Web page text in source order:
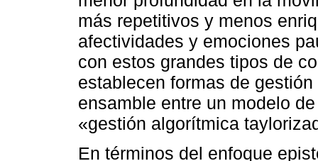
más repetitivos y menos
afectividades y emociones
con estos grandes tipos de
establecen formas de
ensamble entre un modelo
«gestión algorítmica
En términos del enfoque